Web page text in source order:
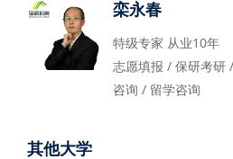
栾永春
特级专家 从业10年
志愿填报 / 保研考研
咨询 / 留学咨询
其他大学